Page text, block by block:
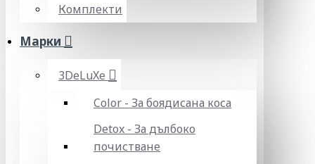
Комплекти
Марки
3DeLuXe
Color - За боядисана коса
Detox - За дълбоко
почистване